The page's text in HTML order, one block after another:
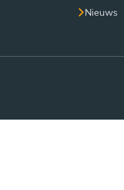
Nieuws